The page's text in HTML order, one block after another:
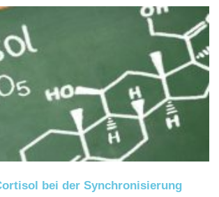
bei der Synchronisierung